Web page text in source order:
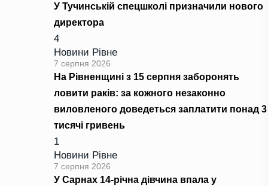
У Тучинській спецшколі призначили нового
директора
4
Новини Рівне
7 серпня 2026
На Рівненщині з 15 серпня заборонять
ловити раків: за кожного незаконно
виловленого доведеться заплатити понад 3
тисячі гривень
1
Новини Рівне
7 серпня 2026
У Сарнах 14-річна дівчина впала у